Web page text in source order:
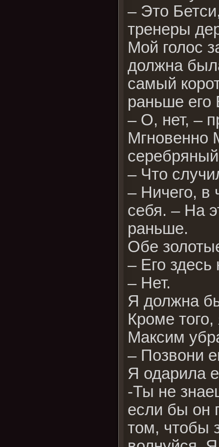
– Это
тренеры
Мой голос
должна
самый
раньше его
– О, нет, –
Мгновенно
– Что
– Ничего, в
себя. – На
раньше.
Обе
– Его здесь
– Нет.
Я должна
Кроме
Максим
– Позвони
Я одарила
-Ты не
если бы он
том, чтобы